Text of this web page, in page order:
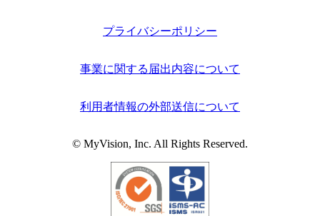
プライバシーポリシー
事業に関する届出内容について
利用者情報の外部送信について
© MyVision, Inc. All Rights Reserved.